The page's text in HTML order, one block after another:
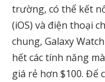
trường, có thể kết
(iOS) và điện thoại
chung, Galaxy
hết các tính năng
giá rẻ hơn $100. Để